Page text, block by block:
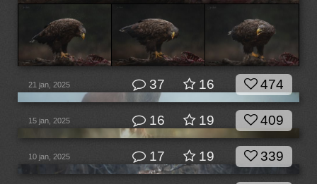
21 jan, 2025 37 16 474
15 jan, 2025 16 19 409
10 jan, 2025 17 19 339